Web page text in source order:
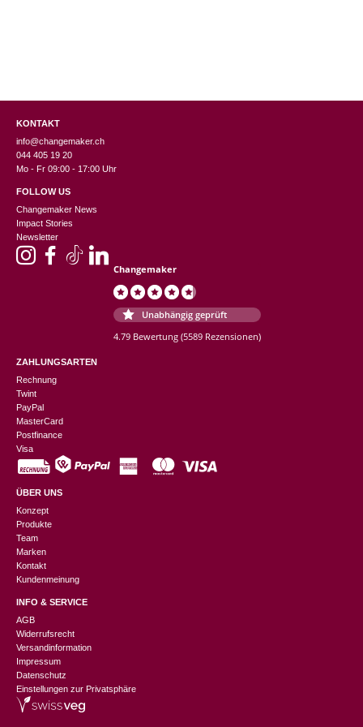
KONTAKT
info@changemaker.ch
044 405 19 20
Mo - Fr 09:00 - 17:00 Uhr
FOLLOW US
Changemaker News
Impact Stories
Newsletter
Changemaker
Unabhängig geprüft
4.79 Bewertung (5589 Rezensionen)
ZAHLUNGSARTEN
Rechnung
Twint
PayPal
MasterCard
Postfinance
Visa
ÜBER UNS
Konzept
Produkte
Team
Marken
Kontakt
Kundenmeinung
INFO & SERVICE
AGB
Widerrufsrecht
Versandinformation
Impressum
Datenschutz
Einstellungen zur Privatsphäre